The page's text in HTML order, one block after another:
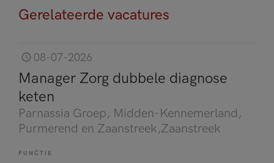
Gerelateerde vacatures
08-07-2026
Manager Zorg dubbele diagnose
keten
Parnassia Groep, Midden-Kennemerland,
Purmerend en Zaanstreek,Zaanstreek
FUNCTIE